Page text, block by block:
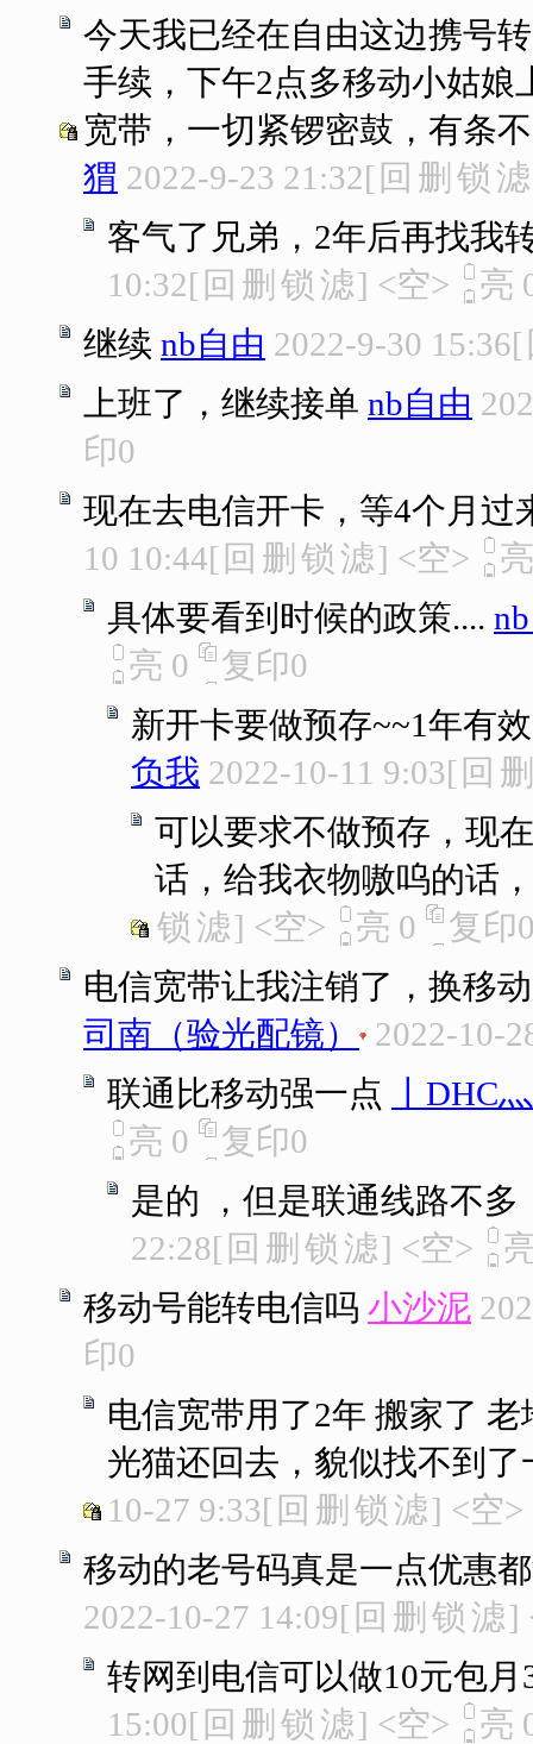
今天我已经在自由这边携号
手续，下午2点多移动小姑娘
宽带，一切紧锣密鼓，有条
猬 2022-9-23 21:32[ 回 删 锁 滤
客气了兄弟，2年后再找我
10:32[ 回 删 锁 滤] <空> 亮
继续 nb自由 2022-9-30 15:36[
上班了，继续接单 nb自由
印0
现在去电信开卡，等4个月过
10 10:44[ 回 删 锁 滤] <空>
具体要看到时候的政策....
亮 0 复印0
新开卡要做预存~~1年有
负我 2022-10-11 9:03[ 回 删
可以要求不做预存，现
话，给我衣物嗷呜的话
锁 滤] <空> 亮 0 复印
电信宽带让我注销了，换移
司南（验光配镜）
2022-10-
联通比移动强一点
丨DHC
亮 0 复印0
是的 ，但是联通线路不
22:28[ 回 删 锁 滤] <空>
移动号能转电信吗 小沙泥
印0
电信宽带用了2年 搬家了
光猫还回去，貌似找不到
10-27 9:33[ 回 删 锁 滤] <空>
移动的老号码真是一点优惠
2022-10-27 14:09[ 回 删 锁 滤]
转网到电信可以做10元包月
15:00[ 回 删 锁 滤] <空> 亮